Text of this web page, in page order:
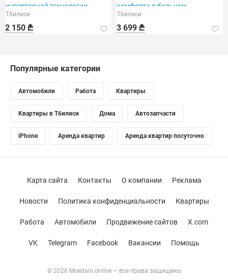
инверторной технологии.
Тбилиси
2 150 ₾
комфорта в больших
помещениях.
Тбилиси
3 699 ₾
Популярные категории
Автомобили Работа Квартиры
Квартиры в Тбилиси Дома Автозапчасти
iPhone Аренда квартир Аренда квартир посуточно
© 2026 Moedani.online — все права защищены
Карта сайта Контакты О компании Реклама
Новости Политика конфиденциальности Квартиры
Работа Автомобили Продвижение сайтов X.com
VK Telegram Facebook Вакансии Помощь